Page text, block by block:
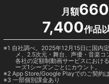
月額660
7,400作品
1 自社調べ。2025年12月15日に国内
メ、2.5次元・舞台、声優・音楽コ
各社の定額制動画サービスにおけ
ーズ1シーズンごとにカウント。
2 App Store/Google Playでのご契約
3 一部個別課金あり